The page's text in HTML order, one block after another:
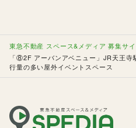
東急不動産 スペース&メディア 募集サイ
「⑧2F アーバンアベニュー」JR天王
行量の多い屋外イベントスペース